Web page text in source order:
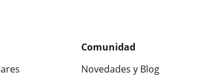
Comunidad
Novedades y Blog